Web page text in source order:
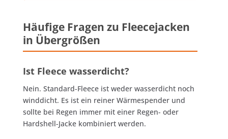
Häufige Fragen zu Fleecejacken
in Übergrößen
Ist Fleece wasserdicht?
Nein. Standard-Fleece ist weder wasserdicht noch
winddicht. Es ist ein reiner Wärmespender und
sollte bei Regen immer mit einer Regen- oder
Hardshell-Jacke kombiniert werden.